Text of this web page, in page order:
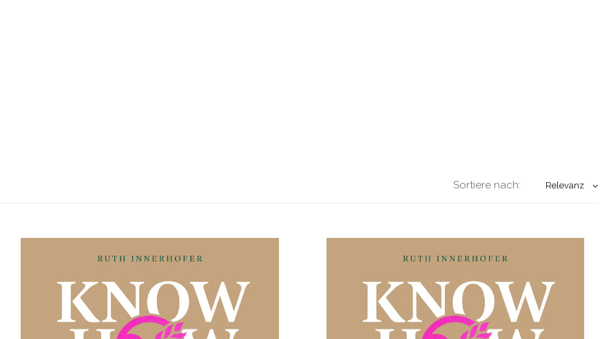
Sortiere nach: Relevanz